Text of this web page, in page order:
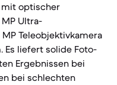
mit optischer
Ultra-
Teleobjektivkamera
liefert solide Foto-
Ergebnissen bei
bei schlechten